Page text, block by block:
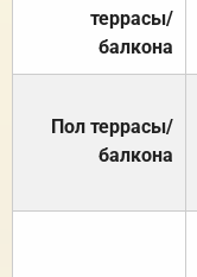
террасы/
балкона
Пол террасы/
балкона